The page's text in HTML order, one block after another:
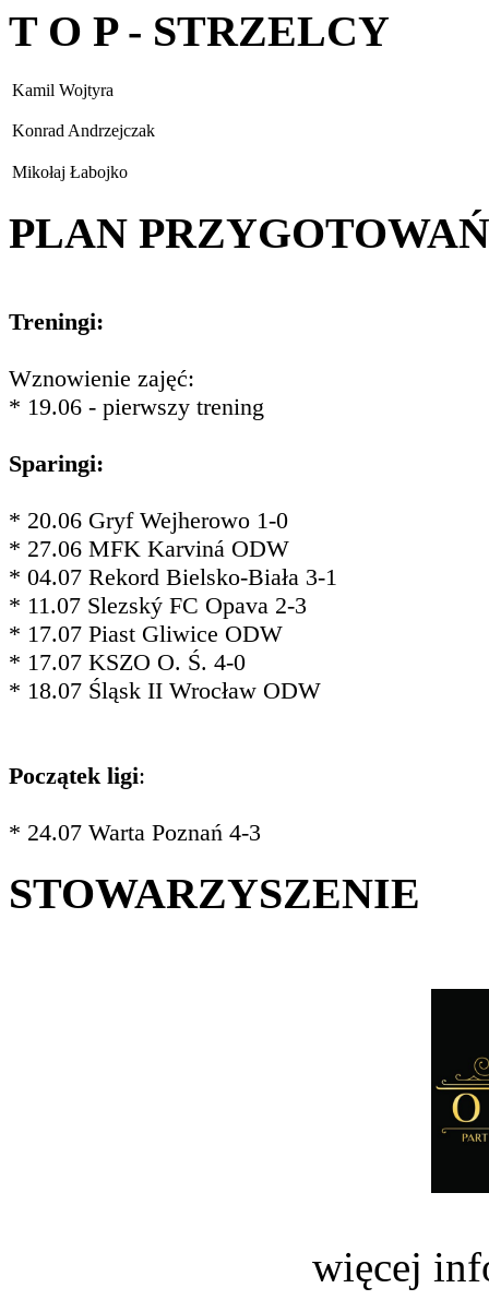
T O P - STRZELCY
Kamil Wojtyra
Konrad Andrzejczak
Mikołaj Łabojko
PLAN PRZYGOTOWAŃ
Treningi:
Wznowienie zajęć:
* 19.06 - pierwszy trening
Sparingi:
* 20.06 Gryf Wejherowo 1-0
* 27.06 MFK Karviná ODW
* 04.07 Rekord Bielsko-Biała 3-1
* 11.07 Slezský FC Opava 2-3
* 17.07 Piast Gliwice ODW
* 17.07 KSZO O. Ś. 4-0
* 18.07 Śląsk II Wrocław ODW
Początek ligi:
* 24.07 Warta Poznań 4-3
STOWARZYSZENIE
więcej